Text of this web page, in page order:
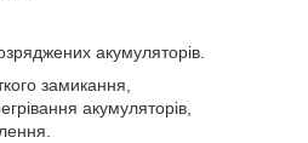
акумуляторів.
замикання,
акумуляторів,